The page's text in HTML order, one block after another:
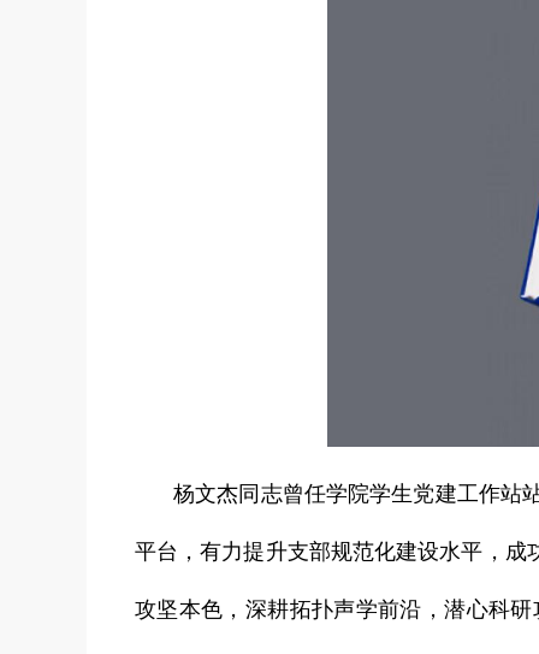
杨文杰同志曾任学院学生党建工作站
平台，有力提升支部规范化建设水平，成
攻坚本色，深耕拓扑声学前沿，潜心科